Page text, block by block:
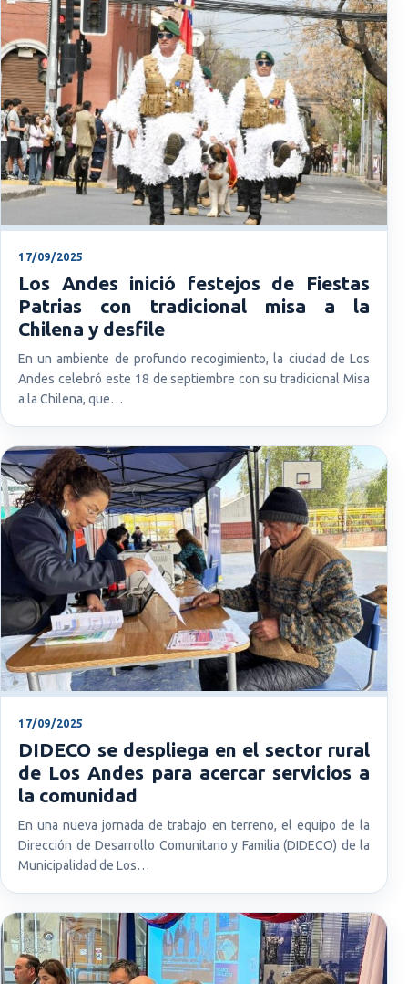
17/09/2025
Los Andes inició festejos de Fiestas
Patrias con tradicional misa a la
Chilena y desfile
En un ambiente de profundo recogimiento, la ciudad de Los
Andes celebró este 18 de septiembre con su tradicional Misa
a la Chilena, que…
17/09/2025
DIDECO se despliega en el sector rural
de Los Andes para acercar servicios a
la comunidad
En una nueva jornada de trabajo en terreno, el equipo de la
Dirección de Desarrollo Comunitario y Familia (DIDECO) de la
Municipalidad de Los…